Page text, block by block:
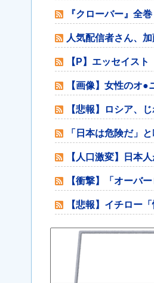
『クローバー』全
人気配信者さん、
【P】エッセイス
【画像】女性のオ
【悲報】ロシア、
「日本は危険だ」
【人口激変】日本
【衝撃】「オーバ
【悲報】イチロー